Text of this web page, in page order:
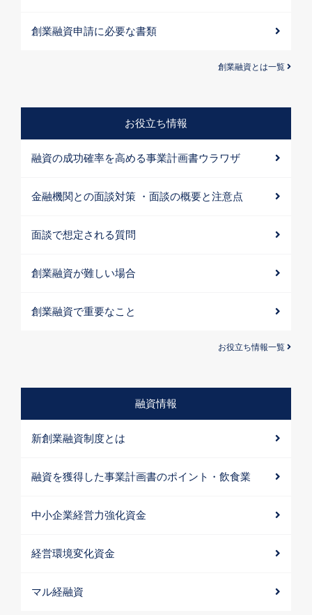
創業融資申請に必要な書類
創業融資とは一覧
お役立ち情報
融資の成功確率を高める事業計画書ウラワザ
金融機関との面談対策 ・面談の概要と注意点
面談で想定される質問
創業融資が難しい場合
創業融資で重要なこと
お役立ち情報一覧
融資情報
新創業融資制度とは
融資を獲得した事業計画書のポイント・飲食業
中小企業経営力強化資金
経営環境変化資金
マル経融資